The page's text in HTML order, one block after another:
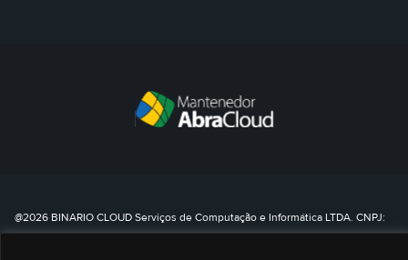
@2026 BINARIO CLOUD Serviços de Computação e Informática LTDA. CNPJ: